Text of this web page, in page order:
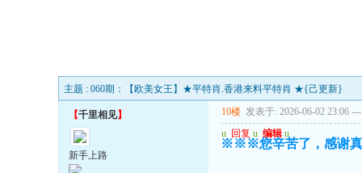
主题 : 060期：【欧美女王】★平特肖.香港来料平特肖 ★{己更新}
【千里相见】
新手上路
10楼 发表于: 2026-06-02 23:06 ---
u 回复 u 编辑 u
※※※您辛苦了，感谢